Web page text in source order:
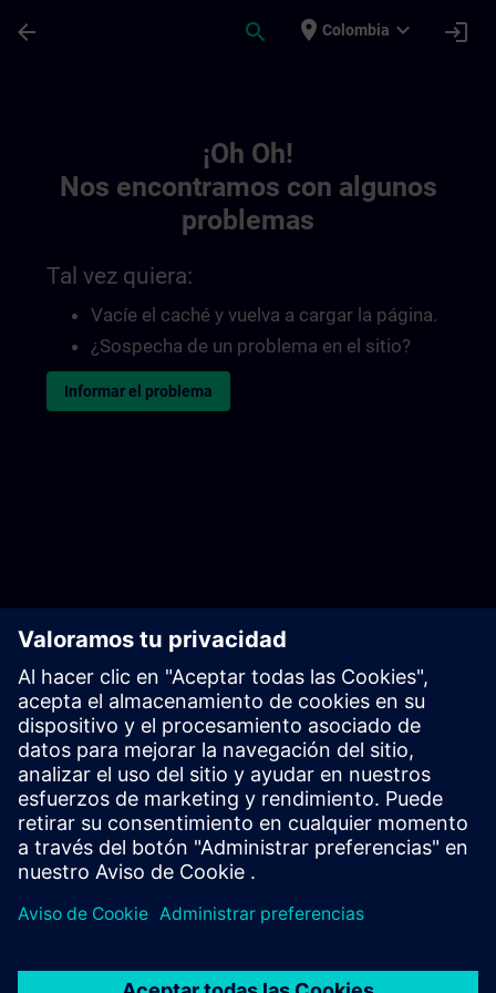
arrow_back search place Colombia expand_more login
¡Oh Oh!
Nos encontramos con algunos
problemas
Tal vez quiera:
Vacíe el caché y vuelva a cargar la página.
¿Sospecha de un problema en el sitio?
Informar el problema